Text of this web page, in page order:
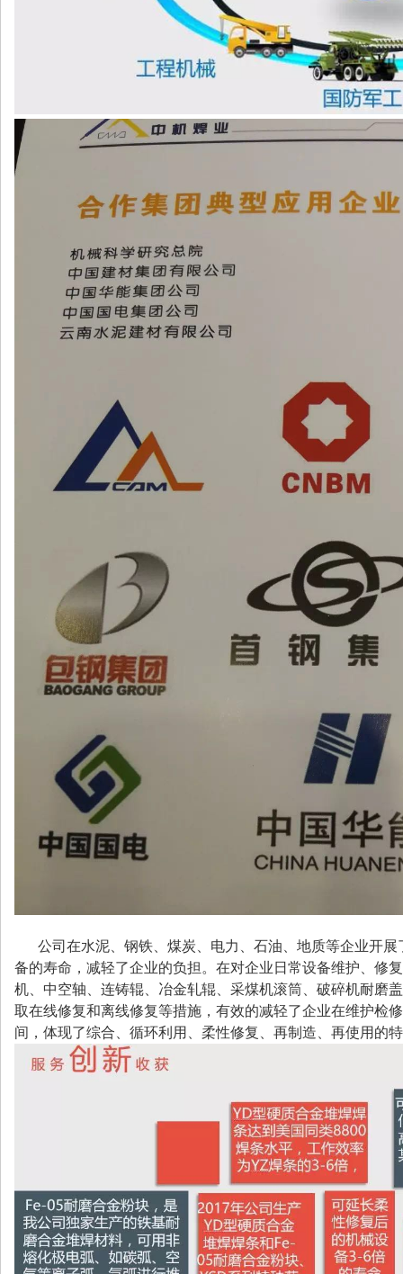
公司在水泥、钢铁、煤炭、电力、石油、地质等企业开
备的寿命，减轻了企业的负担。在对企业日常设备维护、修
机、中空轴、连铸辊、冶金轧辊、采煤机滚筒、破碎机耐磨
取在线修复和离线修复等措施，有效的减轻了企业在维护检
间，体现了综合、循环利用、柔性修复、再制造、再使用的